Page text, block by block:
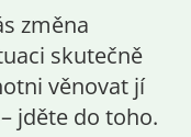
změna
skutečně
věnovat jí
jděte do toho.